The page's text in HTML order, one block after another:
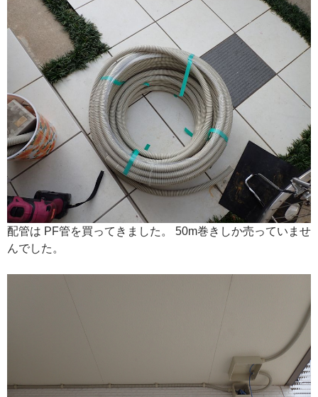
配管は PF管を買ってきました。 50m巻きしか売っていませ
んでした。